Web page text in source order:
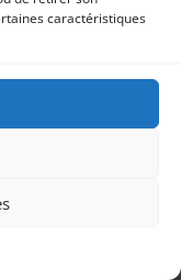
caractéristiques